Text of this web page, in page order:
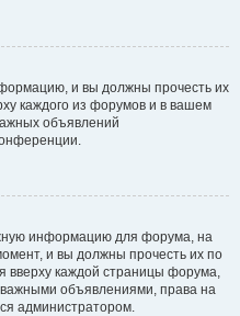
и вы должны прочесть их
каждого из форумов и в вашем
объявлений
информацию для форума, на
и вы должны прочесть их по
вверху каждой страницы форума,
важными объявлениями, права на
администратором.